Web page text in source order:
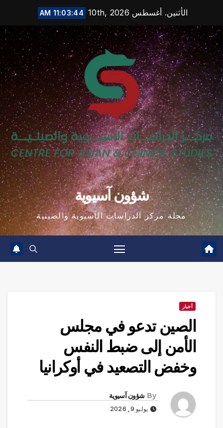
content
الأثنين. أغسطس 10th, 2026 11:03:45 AM
شؤون آسيوية
مجلة مركز الدراسات الآسيوية والصينية
أخبار
الصين تدعو في مجلس
الأمن إلى ضبط النفس
وخفض التصعيد في أوكرانيا
By شؤون آسيوية
يوليو 9, 2026